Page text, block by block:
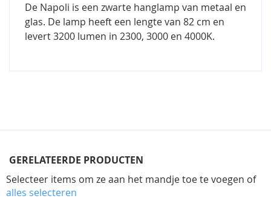
De Napoli is een zwarte hanglamp van metaal en
glas. De lamp heeft een lengte van 82 cm en
levert 3200 lumen in 2300, 3000 en 4000K.
GERELATEERDE PRODUCTEN
Selecteer items om ze aan het mandje toe te voegen of
alles selecteren